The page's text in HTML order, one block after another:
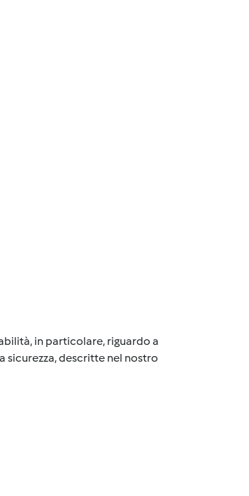
in particolare, riguardo a
sicurezza, descritte nel nostro